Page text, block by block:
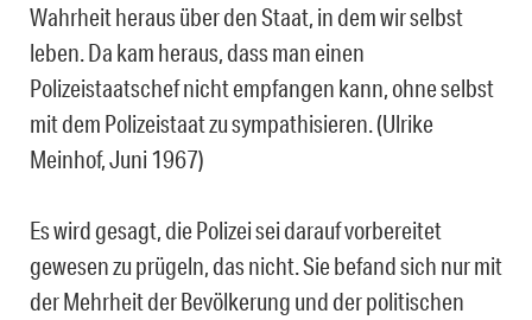
Wahrheit heraus über den Staat, in dem wir selbst
leben. Da kam heraus, dass man einen
Polizeistaatschef nicht empfangen kann, ohne selbst
mit dem Polizeistaat zu sympathisieren. (Ulrike
Meinhof, Juni 1967)
Es wird gesagt, die Polizei sei darauf vorbereitet
gewesen zu prügeln, das nicht. Sie befand sich nur mit
der Mehrheit der Bevölkerung und der politischen